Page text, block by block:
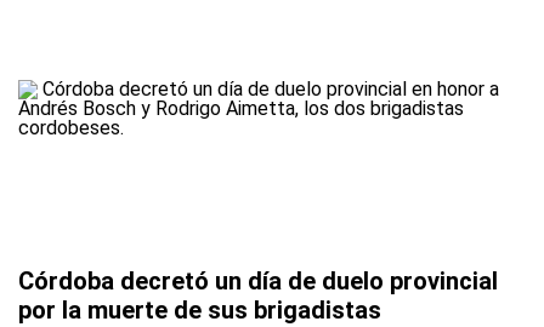
Córdoba decretó un día de duelo provincial
por la muerte de sus brigadistas